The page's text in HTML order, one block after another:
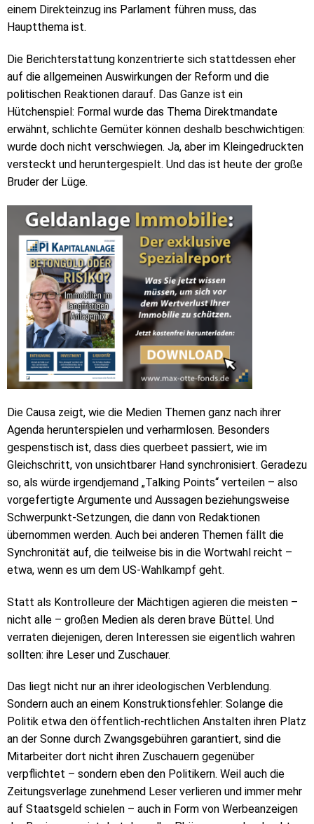
einem Direkteinzug ins Parlament führen muss, das
Hauptthema ist.
Die Berichterstattung konzentrierte sich stattdessen eher
auf die allgemeinen Auswirkungen der Reform und die
politischen Reaktionen darauf. Das Ganze ist ein
Hütchenspiel: Formal wurde das Thema Direktmandate
erwähnt, schlichte Gemüter können deshalb beschwichtigen:
wurde doch nicht verschwiegen. Ja, aber im Kleingedruckten
versteckt und heruntergespielt. Und das ist heute der große
Bruder der Lüge.
Die Causa zeigt, wie die Medien Themen ganz nach ihrer
Agenda herunterspielen und verharmlosen. Besonders
gespenstisch ist, dass dies querbeet passiert, wie im
Gleichschritt, von unsichtbarer Hand synchronisiert. Geradezu
so, als würde irgendjemand „Talking Points“ verteilen – also
vorgefertigte Argumente und Aussagen beziehungsweise
Schwerpunkt-Setzungen, die dann von Redaktionen
übernommen werden. Auch bei anderen Themen fällt die
Synchronität auf, die teilweise bis in die Wortwahl reicht –
etwa, wenn es um dem US-Wahlkampf geht.
Statt als Kontrolleure der Mächtigen agieren die meisten –
nicht alle – großen Medien als deren brave Büttel. Und
verraten diejenigen, deren Interessen sie eigentlich wahren
sollten: ihre Leser und Zuschauer.
Das liegt nicht nur an ihrer ideologischen Verblendung.
Sondern auch an einem Konstruktionsfehler: Solange die
Politik etwa den öffentlich-rechtlichen Anstalten ihren Platz
an der Sonne durch Zwangsgebühren garantiert, sind die
Mitarbeiter dort nicht ihren Zuschauern gegenüber
verpflichtet – sondern eben den Politikern. Weil auch die
Zeitungsverlage zunehmend Leser verlieren und immer mehr
auf Staatsgeld schielen – auch in Form von Werbeanzeigen